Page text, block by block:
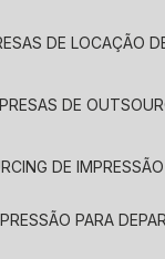
DE LOCAÇÃO
DE
DE
PARA